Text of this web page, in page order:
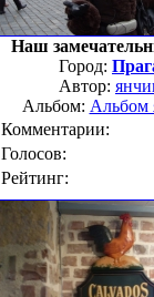
Наш
Город:
Автор:
Альбом: Альбом
Комментарии:
Голосов:
Рейтинг: